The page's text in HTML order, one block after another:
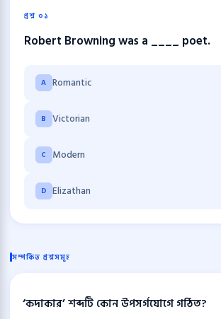
প্রশ্ন ০১
Robert Browning was a ____ poet.
A Romantic
B Victorian
C Modern
D Elizathan
সম্পর্কিত প্রশ্নসমূহ
‘কদাকার’ শব্দটি কোন উপসর্গযোগে গঠিত?